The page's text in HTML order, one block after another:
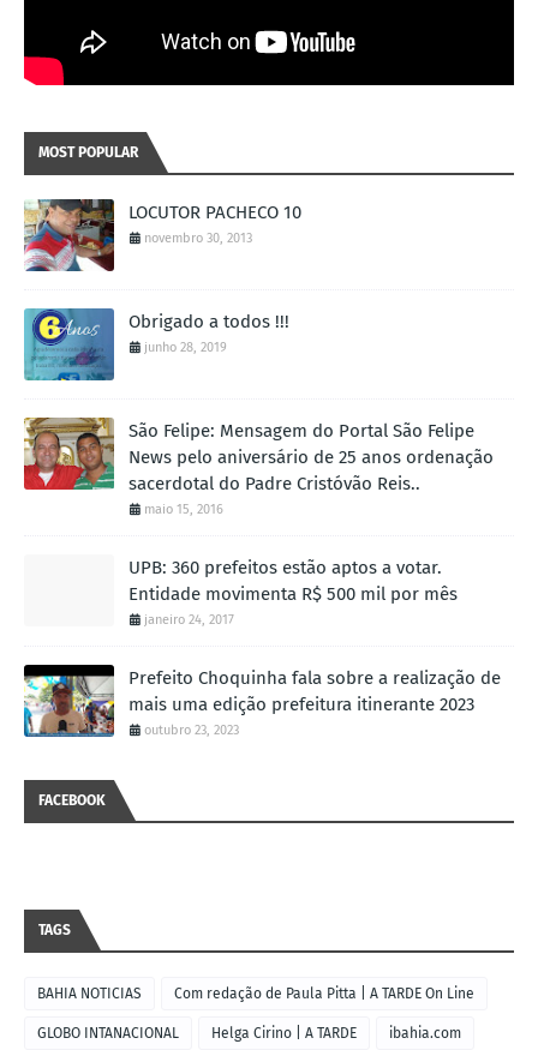
MOST POPULAR
LOCUTOR PACHECO 10
novembro 30, 2013
Obrigado a todos !!!
junho 28, 2019
São Felipe: Mensagem do Portal São Felipe
News pelo aniversário de 25 anos ordenação
sacerdotal do Padre Cristóvão Reis..
maio 15, 2016
UPB: 360 prefeitos estão aptos a votar.
Entidade movimenta R$ 500 mil por mês
janeiro 24, 2017
Prefeito Choquinha fala sobre a realização de
mais uma edição prefeitura itinerante 2023
outubro 23, 2023
FACEBOOK
TAGS
BAHIA NOTICIAS Com redação de Paula Pitta | A TARDE On Line
GLOBO INTANACIONAL Helga Cirino | A TARDE ibahia.com